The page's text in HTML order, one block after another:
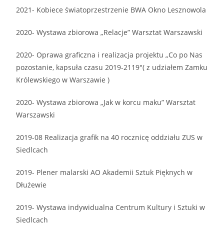
2021- Kobiece światoprzestrzenie BWA Okno Lesznowola
2020- Wystawa zbiorowa „Relacje” Warsztat Warszawski
2020- Oprawa graficzna i realizacja projektu „Co po Nas
pozostanie, kapsuła czasu 2019-2119″( z udziałem Zamku
Królewskiego w Warszawie )
2020- Wystawa zbiorowa „Jak w korcu maku” Warsztat
Warszawski
2019-08 Realizacja grafik na 40 rocznicę oddziału ZUS w
Siedlcach
2019- Plener malarski AO Akademii Sztuk Pięknych w
Dłużewie
2019- Wystawa indywidualna Centrum Kultury i Sztuki w
Siedlcach